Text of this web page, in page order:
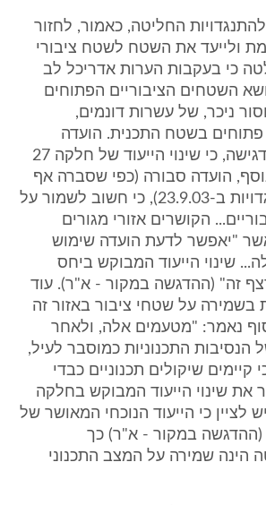
להתנגדויות החליטה, כאמור, לחזור
ולייעד את השטח לשטח ציבורי
כי בעקבות הערות אדריכל לב
נבדק נושא השטחים הציבוריים הפתוחים
ניכר, של עשרות דונמים,
פתוחים בשטח התכנית. הועדה
המחוזית חוזרת ומדגישה, כי שינוי הייעוד של חלקה 27
הועדה סבורה (כפי שסברה אף
לאחר הדיון בהתנגדויות ב-23.9.03), כי חשוב לשמור על
הקושרים אזורי מגורים
"יאפשר לדעת הועדה שימוש
שינוי הייעוד המבוקש ביחס
יקטע רצף זה" (ההדגשה במקור - א"ר). עוד
בשמירה על שטחי ציבור באזור זה
נאמר: "מטעמים אלה, ולאחר
התכנוניות כמוסבר לעיל,
שיקולים תכנוניים כבדי
שינוי הייעוד המבוקש בחלקה
יש לציין כי הייעוד הנוכחי המאושר של
(ההדגשה במקור - א"ר) כך
שמירה על המצב התכנוני